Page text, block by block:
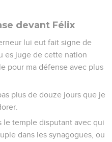
devant Félix
lui eut fait signe de
es juge de cette nation
pour ma défense avec plus
plus de douze jours que je
le temple disputant avec qui
dans les synagogues, ou